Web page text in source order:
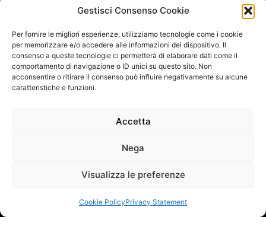
Gestisci Consenso Cookie
Per fornire le migliori esperienze, utilizziamo tecnologie come i cookie
per memorizzare e/o accedere alle informazioni del dispositivo. Il
consenso a queste tecnologie ci permetterà di elaborare dati come il
comportamento di navigazione o ID unici su questo sito. Non
acconsentire o ritirare il consenso può influire negativamente su alcune
caratteristiche e funzioni.
Accetta
Nega
Visualizza le preferenze
Cookie PolicyPrivacy Statement
SAGITTER | Proel S.p.A.
VUOI RIMANERE AGGIORNATO?
Iscriviti alla newsletter